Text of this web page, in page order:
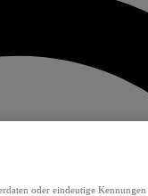
oder eindeutige Kennungen